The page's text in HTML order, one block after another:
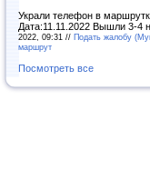
Украли телефон в
Дата:11.11.2022 Вышли 3-4
2022, 09:31 // Подать жалобу
маршрут
Посмотреть все